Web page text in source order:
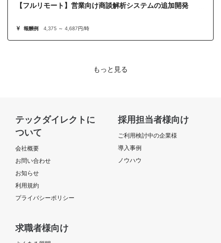
【フルリモート】営業向け商談解析システムの追加開発
報酬例 4,375 ～ 4,687円/時
もっと見る
テックダイレクトに
ついて
会社概要
お問い合わせ
お知らせ
利用規約
プライバシーポリシー
採用担当者様向け
ご利用検討中の企業様
導入事例
ノウハウ
求職者様向け